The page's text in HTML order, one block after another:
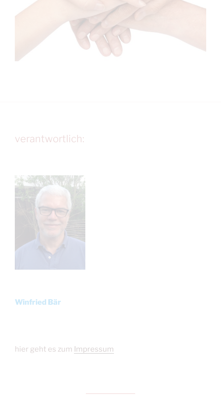
verantwortlich:
Winfried Bär
hier geht es zum Impressum